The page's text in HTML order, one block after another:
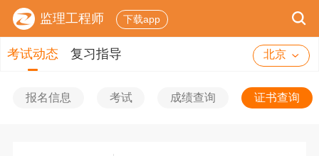
监理工程师 下载app
考试动态 复习指导 北京
报名信息 考试 成绩查询 证书查询